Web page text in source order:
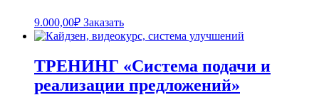
9.000,00₽ Заказать
ТРЕНИНГ «Система подачи и
реализации предложений»